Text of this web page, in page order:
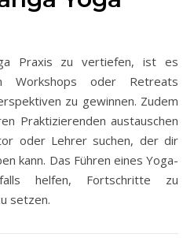
Praxis zu vertiefen, ist es
Workshops oder Retreats
zu gewinnen. Zudem
Praktizierenden austauschen
oder Lehrer suchen, der dir
kann. Das Führen eines Yoga-
helfen, Fortschritte zu
setzen.